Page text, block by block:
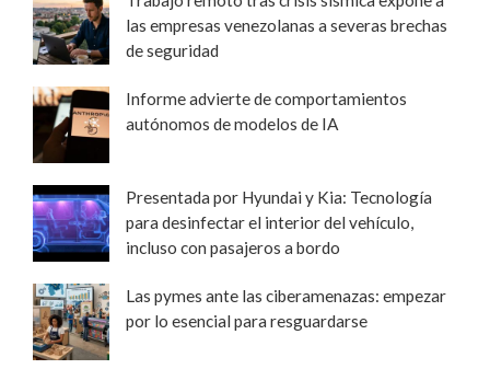
las empresas venezolanas a severas brechas
de seguridad
Informe advierte de comportamientos
autónomos de modelos de IA
Presentada por Hyundai y Kia: Tecnología
para desinfectar el interior del vehículo,
incluso con pasajeros a bordo
Las pymes ante las ciberamenazas: empezar
por lo esencial para resguardarse